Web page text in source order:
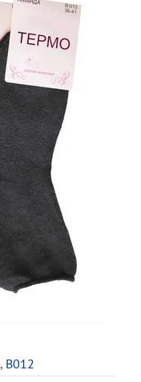
, В012